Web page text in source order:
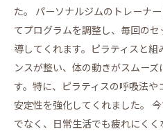
た。 パーソナルジムのトレーナ
てプログラムを調整し、毎回の
導してくれます。ピラティスと
ンスが整い、体の動きがスムー
す。特に、ピラティスの呼吸法
安定性を強化してくれました。
でなく、日常生活でも疲れにく